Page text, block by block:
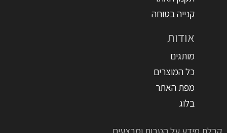
קנייה בטוחה
אודות
מותגים
כל המוצרים
מפת האתר
בלוג